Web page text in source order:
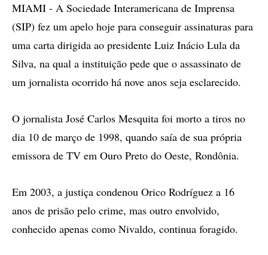
MIAMI - A Sociedade Interamericana de Imprensa
(SIP) fez um apelo hoje para conseguir assinaturas para
uma carta dirigida ao presidente Luiz Inácio Lula da
Silva, na qual a instituição pede que o assassinato de
um jornalista ocorrido há nove anos seja esclarecido.
O jornalista José Carlos Mesquita foi morto a tiros no
dia 10 de março de 1998, quando saía de sua própria
emissora de TV em Ouro Preto do Oeste, Rondônia.
Em 2003, a justiça condenou Orico Rodríguez a 16
anos de prisão pelo crime, mas outro envolvido,
conhecido apenas como Nivaldo, continua foragido.